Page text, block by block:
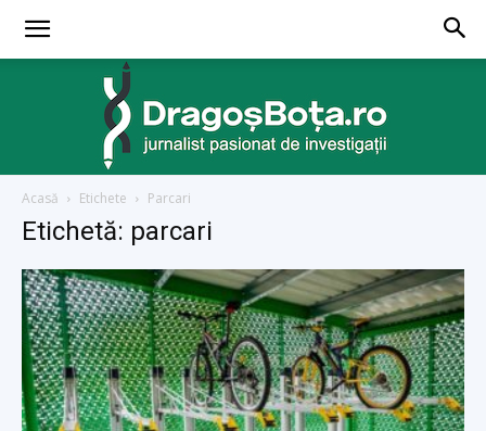
Acasă Etichete Parcari
Etichetă: parcari